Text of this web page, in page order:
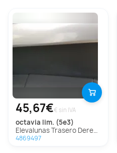
45,67€€ sin IVA
octavia lim. (5e3)
Elevalunas Trasero Derecho Para Skoda Octavia Lim.
4869497